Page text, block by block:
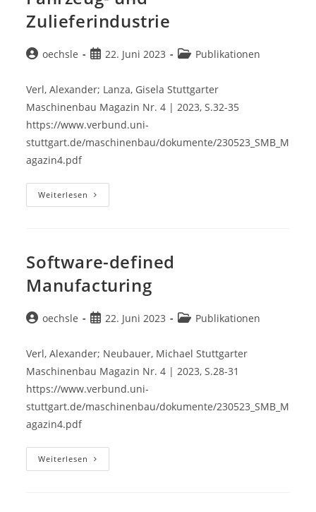
Zulieferindustrie
Beitrags-
oechsle
Beitrag
22. Juni 2023
Beitrags-
Publikationen
Verl, Alexander; Lanza, Gisela Stuttgarter
Maschinenbau Magazin Nr. 4 | 2023, S.32-35
https://www.verbund.uni-
stuttgart.de/maschinenbau/dokumente/230523_SMB_M
agazin4.pdf
Weiterlesen Software-
Defined
Zulieferindustrie
Software-defined
Manufacturing
Beitrags-
oechsle
Beitrag
22. Juni 2023
Beitrags-
Publikationen
Verl, Alexander; Neubauer, Michael Stuttgarter
Maschinenbau Magazin Nr. 4 | 2023, S.28-31
https://www.verbund.uni-
stuttgart.de/maschinenbau/dokumente/230523_SMB_M
agazin4.pdf
Weiterlesen Software-
Defined